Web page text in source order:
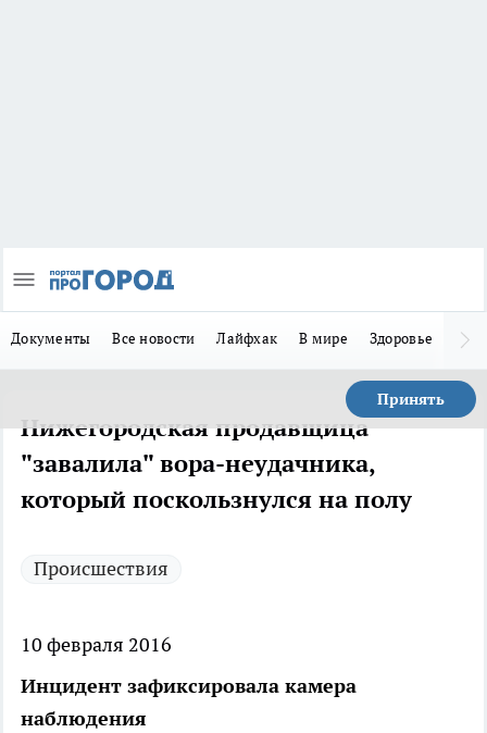
Документы Все новости Лайфхак В мире Здоровье
Принять
Нижегородская продавщица
"завалила" вора-неудачника,
который поскользнулся на полу
Происшествия
10 февраля 2016
Инцидент зафиксировала камера
наблюдения